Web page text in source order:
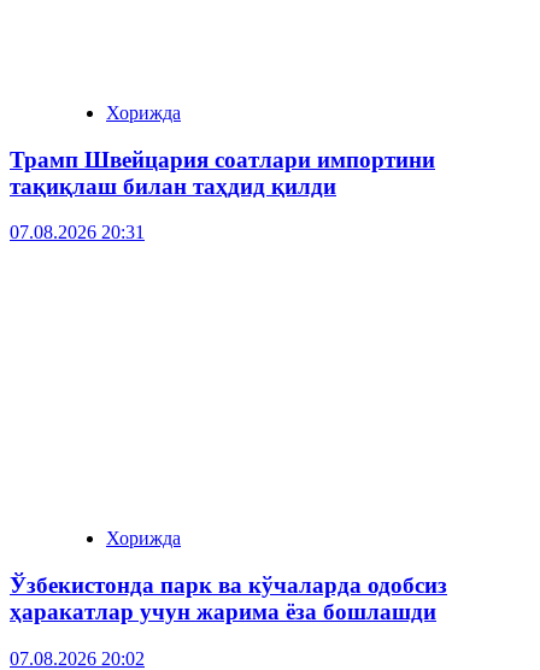
Хорижда
Трамп Швейцария соатлари импортини
тақиқлаш билан таҳдид қилди
07.08.2026 20:31
Хорижда
Ўзбекистонда парк ва кўчаларда одобсиз
ҳаракатлар учун жарима ёза бошлашди
07.08.2026 20:02